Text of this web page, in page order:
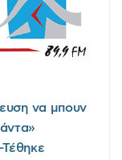
να μπουν